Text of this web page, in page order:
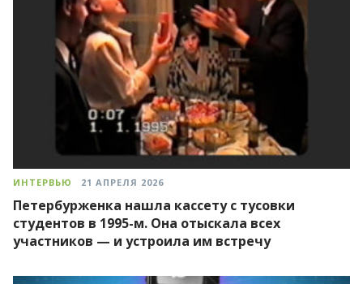
ИНТЕРВЬЮ 21 АПРЕЛЯ 2026
Петербурженка нашла кассету с тусовки
студентов в 1995-м. Она отыскала всех
участников — и устроила им встречу